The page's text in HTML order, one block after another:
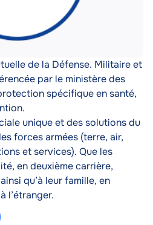
de la Défense. Militaire et
par le ministère des
spécifique en santé,
unique et des solutions du
forces armées (terre, air,
et services). Que les
en deuxième carrière,
qu’à leur famille, en
l’étranger.